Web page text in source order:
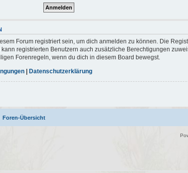
Forum registriert sein, um dich anmelden zu können. Die
registrierten Benutzern auch zusätzliche Berechtigungen
Forenregeln, wenn du dich in diesem Board bewegst.
| Datenschutzerklärung
Foren-Übersicht